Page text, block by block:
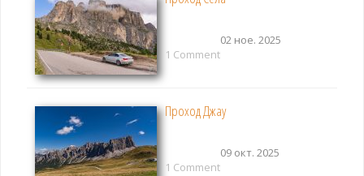
02 ное. 2025
1 Comment
Проход Джау
09 окт. 2025
1 Comment